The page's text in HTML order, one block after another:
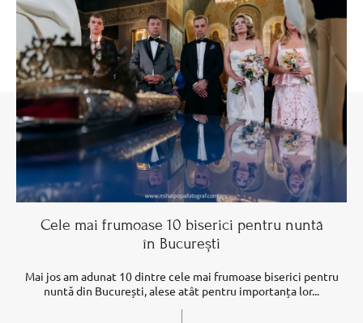
Cele mai frumoase 10 biserici pentru nuntă
în București
Mai jos am adunat 10 dintre cele mai frumoase biserici pentru
nuntă din București, alese atât pentru importanța lor...